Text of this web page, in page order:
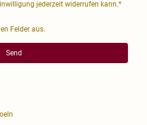
jederzeit widerrufen kann.*
Felder aus.
Send